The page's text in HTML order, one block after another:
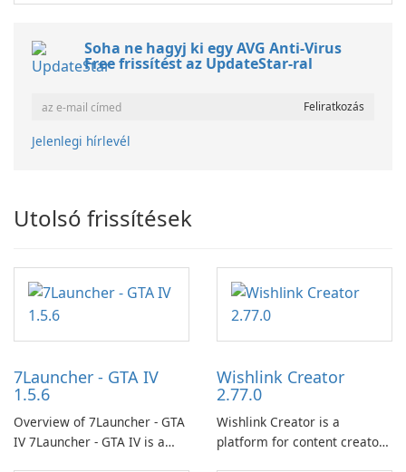
Soha ne hagyj ki egy AVG Anti-Virus
Free frissítést az UpdateStar-ral
Jelenlegi hírlevél
Utolsó frissítések
7Launcher - GTA IV
1.5.6
Overview of 7Launcher - GTA
IV 7Launcher - GTA IV is a
Wishlink Creator
2.77.0
Wishlink Creator is a
platform for content creators